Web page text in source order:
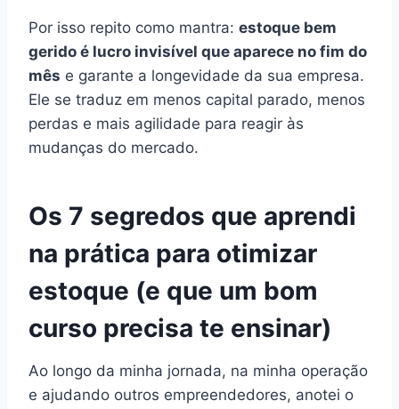
Por isso repito como mantra: estoque bem
gerido é lucro invisível que aparece no fim do
mês e garante a longevidade da sua empresa.
Ele se traduz em menos capital parado, menos
perdas e mais agilidade para reagir às
mudanças do mercado.
Os 7 segredos que aprendi
na prática para otimizar
estoque (e que um bom
curso precisa te ensinar)
Ao longo da minha jornada, na minha operação
e ajudando outros empreendedores, anotei o